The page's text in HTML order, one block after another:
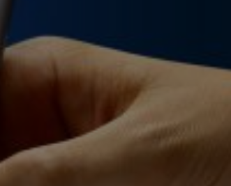
впливу на навколишнє середовище
звіту з оцінки впливу на навколишнє
висновку з оцінки впливу на
підготовці пакету документів ми
взяті в роботу проекти до прийняття
З ВІДХОДАМИ